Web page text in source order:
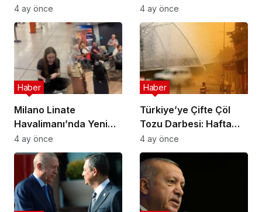
Uluslararası
Astrobiyoloji Etkinliğine
Ev Sahipliği Yapacak
4 ay önce
Cinayet Şüphesiyle 7
İlde Eş Zamanlı
Operasyon
4 ay önce
Milano Linate
Havalimanı’nda Yeni
Sınır Kontrol Sistemi
Aksaklıklara Yol Açtı
Haber
4 ay önce
Türkiye’ye Çifte Çöl
Tozu Darbesi: Hafta
Sonu Çamur Yağacak!
Haber
4 ay önce